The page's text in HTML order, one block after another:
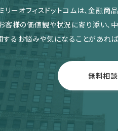
リーオフィスドットコムは、金融商
客様の価値観や状況に寄り添い、
するお悩みや気になることがあれ
無料相